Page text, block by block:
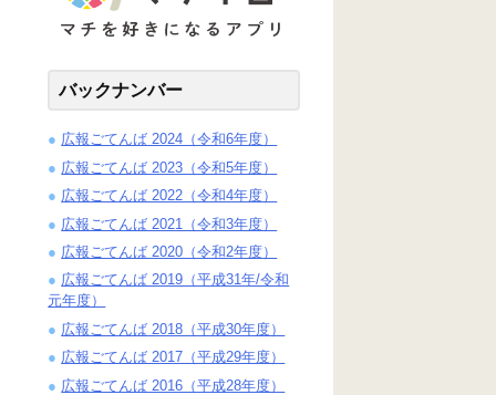
バックナンバー
広報ごてんば 2024（令和6年度）
広報ごてんば 2023（令和5年度）
広報ごてんば 2022（令和4年度）
広報ごてんば 2021（令和3年度）
広報ごてんば 2020（令和2年度）
広報ごてんば 2019（平成31年/令和
元年度）
広報ごてんば 2018（平成30年度）
広報ごてんば 2017（平成29年度）
広報ごてんば 2016（平成28年度）